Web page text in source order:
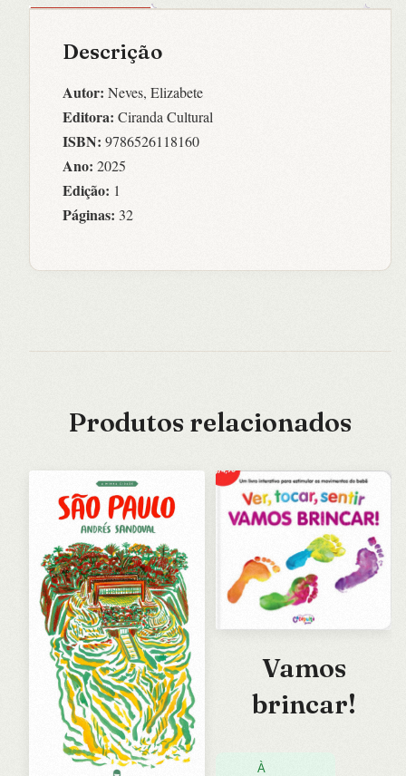
Descrição
Autor: Neves, Elizabete
Editora: Ciranda Cultural
ISBN: 9786526118160
Ano: 2025
Edição: 1
Páginas: 32
Produtos relacionados
Vamos
brincar!
À